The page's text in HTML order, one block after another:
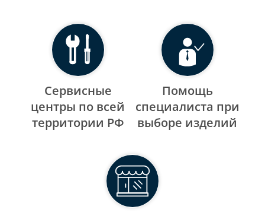
Сервисные
центры по всей
территории РФ
Помощь
специалиста при
выборе изделий